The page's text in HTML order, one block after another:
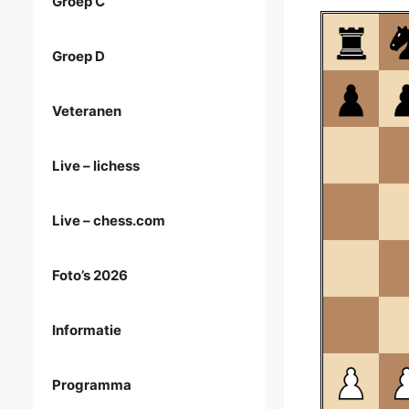
Groep D
Veteranen
Live – lichess
Live – chess.com
Foto’s 2026
Informatie
Programma